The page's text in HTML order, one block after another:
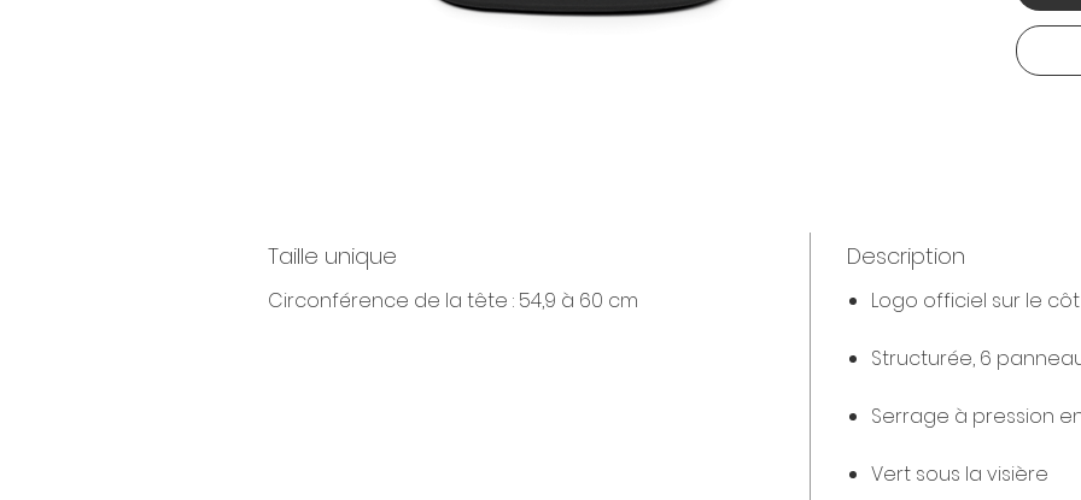
Taille unique
Circonférence de la tête : 54,9 à 60 cm
Description
Logo officiel sur le
Structurée, 6
Serrage à pression
Vert sous la visière